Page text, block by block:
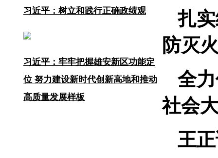
习近平：树立和践行正确政绩观
习近平：牢牢把握雄安新区功能定
位 努力建设新时代创新高地和推动
高质量发展样板
扎
防灭
全
社会
王